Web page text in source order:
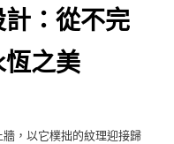
：從不完
之美
，以它樸拙的紋理迎接歸